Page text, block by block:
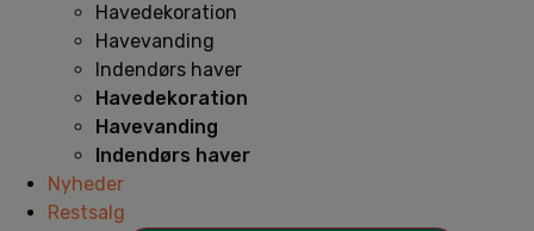
Havedekoration
Havevanding
Indendørs haver
Havedekoration
Havevanding
Indendørs haver
Nyheder
Restsalg